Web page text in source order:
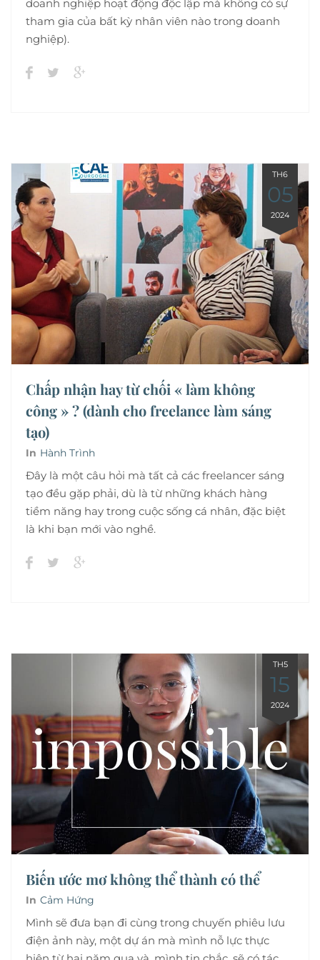
doanh nghiệp hoạt động độc lập mà không có sự
tham gia của bất kỳ nhân viên nào trong doanh
nghiệp).
TH6
05
2024
Chấp nhận hay từ chối « làm không
công » ? (dành cho freelance làm sáng
tạo)
In Hành Trình
Đây là một câu hỏi mà tất cả các freelancer sáng
tạo đều gặp phải, dù là từ những khách hàng
tiềm năng hay trong cuộc sống cá nhân, đặc biệt
là khi bạn mới vào nghề.
TH5
15
2024
Biến ước mơ không thể thành có thể
In Cảm Hứng
Mình sẽ đưa bạn đi cùng trong chuyến phiêu lưu
điện ảnh này, một dự án mà mình nỗ lực thực